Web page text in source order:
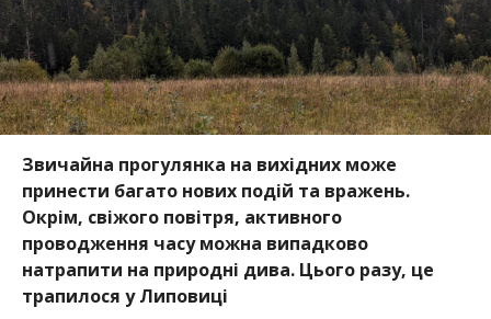
Звичайна прогулянка на вихідних може
принести багато нових подій та вражень.
Окрім, свіжого повітря, активного
проводження часу можна випадково
натрапити на природні дива. Цього разу, це
трапилося у Липовиці